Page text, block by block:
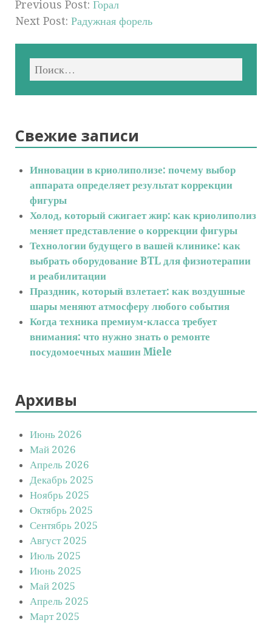
Previous Post: Горал
Next Post: Радужная форель
Свежие записи
Инновации в криолиполизе: почему выбор
аппарата определяет результат коррекции
фигуры
Холод, который сжигает жир: как криолиполиз
меняет представление о коррекции фигуры
Технологии будущего в вашей клинике: как
выбрать оборудование BTL для физиотерапии
и реабилитации
Праздник, который взлетает: как воздушные
шары меняют атмосферу любого события
Когда техника премиум-класса требует
внимания: что нужно знать о ремонте
посудомоечных машин Miele
Архивы
Июнь 2026
Май 2026
Апрель 2026
Декабрь 2025
Ноябрь 2025
Октябрь 2025
Сентябрь 2025
Август 2025
Июль 2025
Июнь 2025
Май 2025
Апрель 2025
Март 2025